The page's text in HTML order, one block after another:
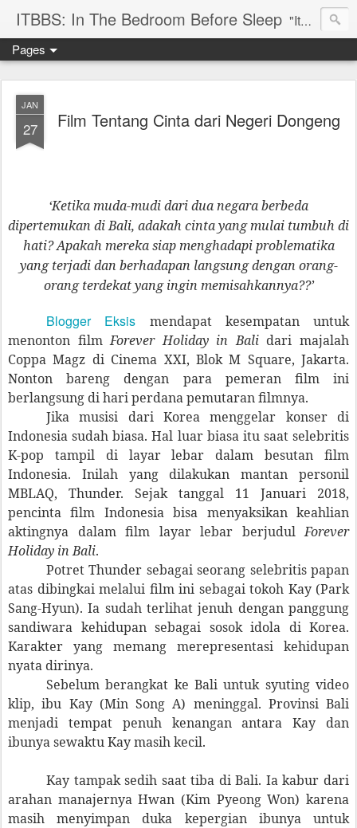
ITBBS: In The Bedroom Before Sleep "Its my life to be exist in the world"
Pages
JAN
27 Film Tentang Cinta dari Negeri Dongeng
‘Ketika muda-mudi dari dua negara berbeda
dipertemukan di Bali, adakah cinta yang mulai tumbuh di
hati? Apakah mereka siap menghadapi problematika
yang terjadi dan berhadapan langsung dengan orang-
orang terdekat yang ingin memisahkannya??’
Blogger Eksis mendapat kesempatan untuk
menonton filmForever Holiday in Balidari majalah
Coppa Magz di Cinema XXI, Blok M Square, Jakarta.
Nonton bareng dengan para pemeran film ini
berlangsung di hari perdana pemutaran filmnya.
Jika musisi dari Korea menggelar konser di
Indonesia sudah biasa. Hal luar biasa itu saat selebritis
K-pop tampil di layar lebar dalam besutan film
Indonesia. Inilah yang dilakukan mantan personil
MBLAQ, Thunder. Sejak tanggal 11 Januari 2018,
pencinta film Indonesia bisa menyaksikan keahlian
aktingnya dalam film layar lebar berjudulForever
Holiday in Bali.
Potret Thunder sebagai seorang selebritis papan
atas dibingkai melalui film ini sebagai tokoh Kay (Park
Sang-Hyun). Ia sudah terlihat jenuh dengan panggung
sandiwara kehidupan sebagai sosok idola di Korea.
Karakter yang memang merepresentasi kehidupan
nyata dirinya.
Sebelum berangkat ke Bali untuk syuting video
klip, ibu Kay (Min Song A) meninggal. Provinsi Bali
menjadi tempat penuh kenangan antara Kay dan
ibunya sewaktu Kay masih kecil.
Kay tampak sedih saat tiba di Bali. Ia kabur dari
arahan manajernyaHwan (Kim Pyeong Won) karena
masih menyimpan duka kepergian ibunya untuk